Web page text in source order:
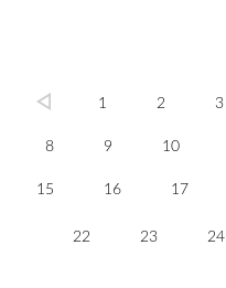
1 2 3
8 9 10
15 16 17
22 23 24